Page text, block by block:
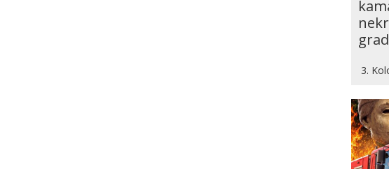
3.